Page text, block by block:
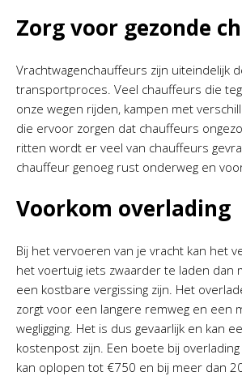
Zorg voor gezonde
Vrachtwagenchauffeurs zijn uiteindelijk
transportproces. Veel chauffeurs die
onze wegen rijden, kampen met
die ervoor zorgen dat chauffeurs
ritten wordt er veel van chauffeurs
chauffeur genoeg rust onderweg en
Voorkom overlading
Bij het vervoeren van je vracht kan het
het voertuig iets zwaarder te laden dan
een kostbare vergissing zijn. Het
zorgt voor een langere remweg en een
wegligging. Het is dus gevaarlijk en kan
kostenpost zijn. Een boete bij
kan oplopen tot €750 en bij meer dan